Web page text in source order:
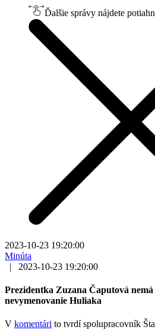
Ďalšie správy nájdete
2023-10-23 19:20:00
Minúta
|
2023-10-23 19:20:00
Prezidentka Zuzana Čaputová
nevymenovanie Huliaka
V komentári to tvrdí spolupracovník